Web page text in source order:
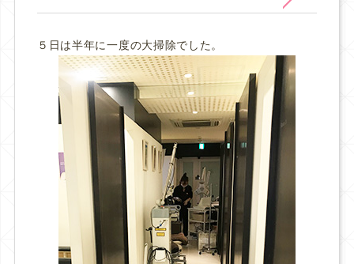
５日は半年に一度の大掃除でした。